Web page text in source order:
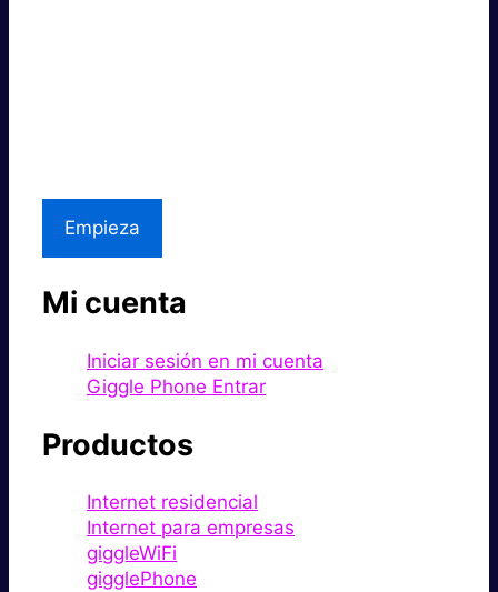
Empieza
Mi cuenta
Iniciar sesión en mi cuenta
Giggle Phone Entrar
Productos
Internet residencial
Internet para empresas
giggleWiFi
gigglePhone